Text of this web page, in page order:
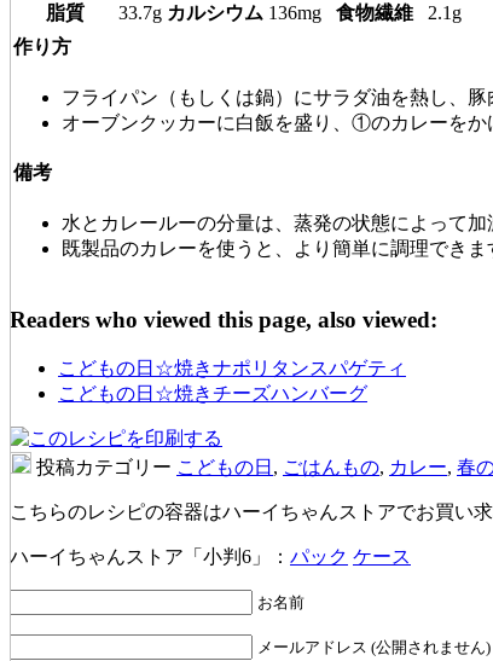
脂質
33.7g カルシウム 136mg 食物繊維 2.1g
作り方
フライパン（もしくは鍋）にサラダ油を熱し、
オーブンクッカーに白飯を盛り、①のカレーを
備考
水とカレールーの分量は、蒸発の状態によって加
既製品のカレーを使うと、より簡単に調理できま
Readers who viewed this page, also viewed:
こどもの日☆焼きナポリタンスパゲティ
こどもの日☆焼きチーズハンバーグ
投稿カテゴリー こどもの日 , ごはんもの, カレー, 春
こちらのレシピの容器はハーイちゃんストアでお買い求
ハーイちゃんストア「小判6」： パック ケース
お名前
メールアドレス (公開されません)